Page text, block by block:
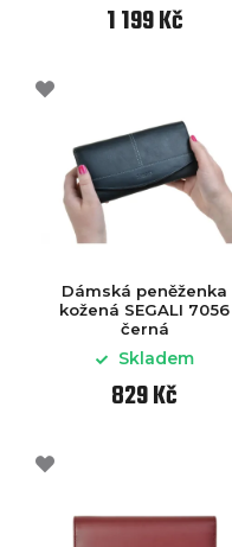
1 199 Kč
Dámská peněženka
kožená SEGALI 7056
černá
Skladem
829 Kč